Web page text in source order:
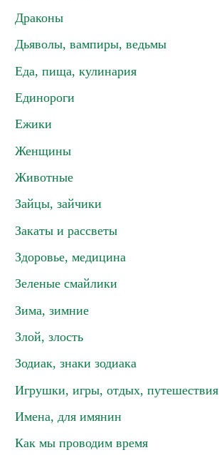
Драконы
Дьяволы, вампиры, ведьмы
Еда, пища, кулинария
Единороги
Ежики
Женщины
Животные
Зайцы, зайчики
Закаты и рассветы
Здоровье, медицина
Зеленые смайлики
Зима, зимние
Злой, злость
Зодиак, знаки зодиака
Игрушки, игры, отдых, путешествия
Имена, для имянин
Как мы проводим время